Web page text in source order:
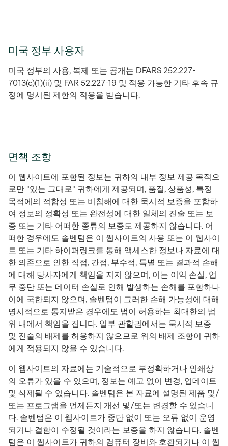
미국 정부 사용자
미국 정부의 사용, 복제 또는 공개는 DFARS 252.227-
7013(c)(1)(ii) 및 FAR 52.227-19 및 적용 가능한 기타 후속 규
정에 명시된 제한의 적용을 받습니다.
면책 조항
이 웹사이트에 포함된 정보는 귀하의 내부 정보 제공 목적으
로만 "있는 그대로" 귀하에게 제공되며, 품질, 상품성, 특정
목적에의 적합성 또는 비침해에 대한 묵시적 보증을 포함하
여 정보의 정확성 또는 완전성에 대한 일체의 진술 또는 보
증 또는 기타 어떠한 종류의 보증도 제공하지 않습니다. 어
떠한 경우에도 솔벤텀은 이 웹사이트의 사용 또는 이 웹사이
트 또는 기타 하이퍼링크를 통해 액세스한 정보나 자료에 대
한 의존으로 인한 직접, 간접, 부수적, 특별 또는 결과적 손해
에 대해 당사자에게 책임을 지지 않으며, 이는 이익 손실, 업
무 중단 또는 데이터 손실로 인해 발생하는 손해를 포함하나
이에 국한되지 않으며, 솔벤텀이 그러한 손해 가능성에 대해
명시적으로 통지받은 경우에도 법이 허용하는 최대한의 범
위 내에서 책임을 집니다. 일부 관할권에서는 묵시적 보증
및 진술의 배제를 허용하지 않으므로 위의 배제 조항이 귀하
에게 적용되지 않을 수 있습니다.
이 웹사이트의 자료에는 기술적으로 부정확하거나 인쇄상
의 오류가 있을 수 있으며, 정보는 예고 없이 변경, 업데이트
및 삭제될 수 있습니다. 솔벤텀은 본 자료에 설명된 제품 및/
또는 프로그램을 언제든지 개선 및/또는 변경할 수 있습니
다. 솔벤텀은 이 웹사이트가 중단 없이 또는 오류 없이 운영
되거나 결함이 수정될 것이라는 보증을 하지 않습니다. 솔벤
텀은 이 웹사이트가 귀하의 컴퓨터 장비와 호환되거나 이 웹